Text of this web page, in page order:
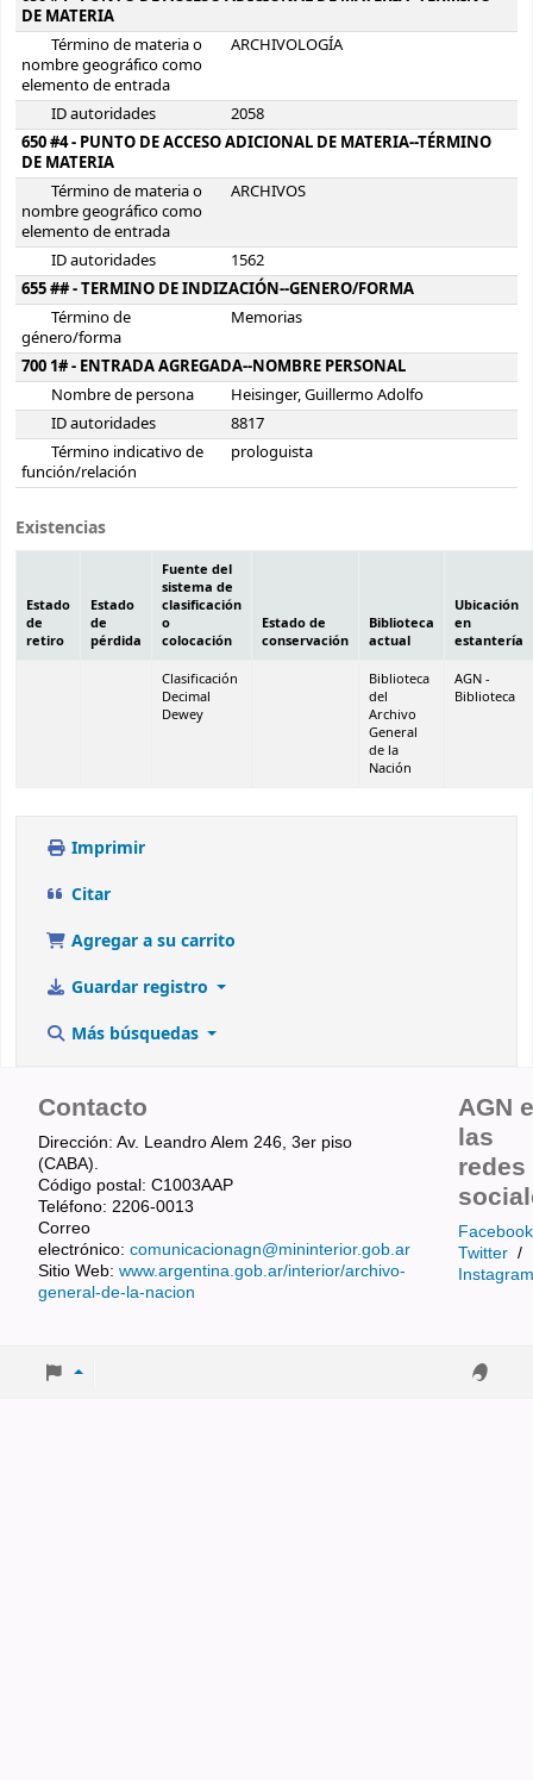
DE MATERIA
Término de materia o
nombre geográfico como
elemento de entrada
ARCHIVOLOGÍA
ID autoridades
2058
650 #4 - PUNTO DE ACCESO ADICIONAL DE MATERIA--TÉRMINO
DE MATERIA
Término de materia o
nombre geográfico como
elemento de entrada
ARCHIVOS
ID autoridades
1562
655 ## - TERMINO DE INDIZACIÓN--GENERO/FORMA
Término de
género/forma
Memorias
700 1# - ENTRADA AGREGADA--NOMBRE PERSONAL
Nombre de persona
Heisinger, Guillermo Adolfo
ID autoridades
8817
Término indicativo de
función/relación
prologuista
Existencias
Estado
de
retiro
Estado
de
pérdida
Fuente del
sistema de
clasificación
o
colocación
Estado de
conservación
Biblioteca
actual
Ubicación
en
estantería
Clasificación
Decimal
Dewey
Biblioteca
del
Archivo
General
de la
Nación
AGN -
Biblioteca
Imprimir
Citar
Agregar a su carrito
Guardar registro
Más búsquedas
Contacto
Dirección: Av. Leandro Alem 246, 3er piso
(CABA).
Código postal: C1003AAP
Teléfono: 2206-0013
Correo
electrónico: comunicacionagn@mininterior.gob.ar
Sitio Web: www.argentina.gob.ar/interior/archivo-
general-de-la-nacion
AGN
las
redes
Facebook
Twitter /
Instagram